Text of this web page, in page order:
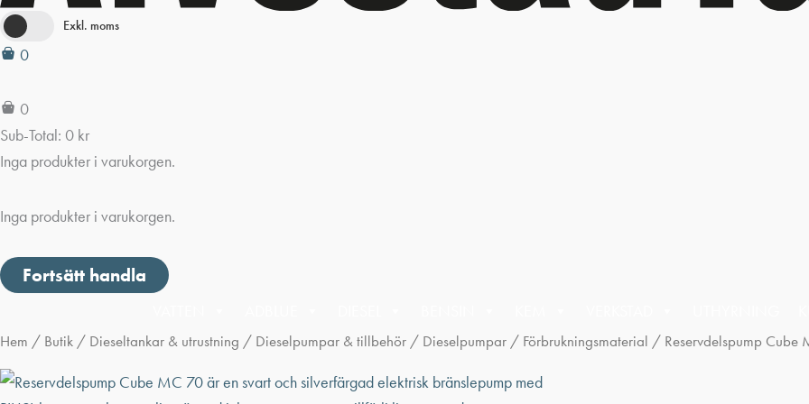
Exkl. moms
0
0
Sub-Total: 0 kr
Inga produkter i varukorgen.
Inga produkter i varukorgen.
Fortsätt handla
Hem / Butik / Dieseltankar & utrustning / Dieselpumpar & tillbehör / Dieselpumpar / Förbrukningsmaterial / Reservdelspump Cube